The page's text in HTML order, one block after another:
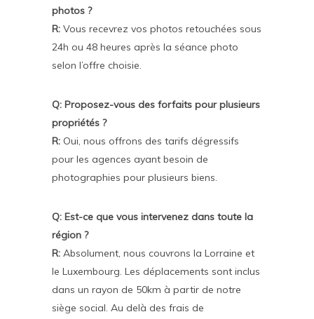
photos ?
R: Vous recevrez vos photos retouchées sous
24h ou 48 heures après la séance photo
selon l’offre choisie.
Q: Proposez-vous des forfaits pour plusieurs
propriétés ?
R: Oui, nous offrons des tarifs dégressifs
pour les agences ayant besoin de
photographies pour plusieurs biens.
Q: Est-ce que vous intervenez dans toute la
région ?
R: Absolument, nous couvrons la Lorraine et
le Luxembourg. Les déplacements sont inclus
dans un rayon de 50km à partir de notre
siège social. Au delà des frais de